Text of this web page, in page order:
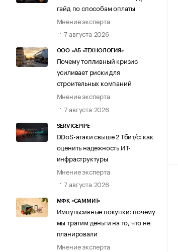
гайд по способам оплаты
Мнение эксперта
7 августа 2026
ООО «АБ «ТЕХНОЛОГИЯ»
Почему топливный кризис
усиливает риски для
строительных компаний
Мнение эксперта
7 августа 2026
SERVICEPIPE
DDoS-атаки свыше 2 Тбит/с: как
оценить надежность ИТ-
инфраструктуры
Мнение эксперта
7 августа 2026
МФК «САММИТ»
Импульсивные покупки: почему
мы тратим деньги на то, что не
планировали
Мнение эксперта